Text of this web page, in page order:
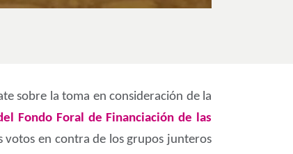
sobre la toma en consideración de la
Fondo Foral de Financiación de las
votos en contra de los grupos junteros